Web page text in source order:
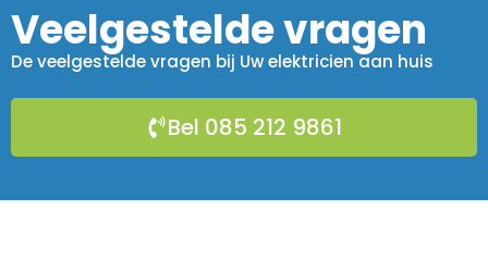
Veelgestelde vragen
De veelgestelde vragen bij Uw elektricien aan huis
Bel 085 212 9861